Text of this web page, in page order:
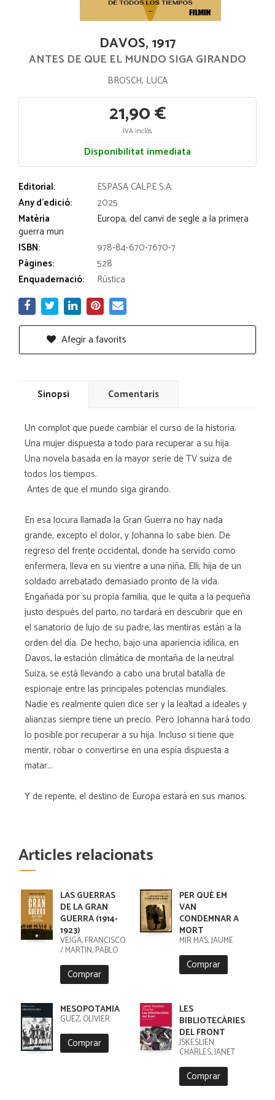
DAVOS, 1917
ANTES DE QUE EL MUNDO SIGA GIRANDO
BROSCH, LUCA
21,90 €
IVA inclós
Disponibilitat inmediata
Editorial:
ESPASA CALPE S.A.
Any d'edició:
2025
Matèria
Europa, del canvi de segle a la primera
guerra mun
ISBN:
978-84-670-7670-7
Pàgines:
528
Enquadernació:
Rústica
Afegir a favorits
Sinopsi Comentaris
Un complot que puede cambiar el curso de la historia.
Una mujer dispuesta a todo para recuperar a su hija.
Una novela basada en la mayor serie de TV suiza de
todos los tiempos.
Antes de que el mundo siga girando.
En esa locura llamada la Gran Guerra no hay nada
grande, excepto el dolor, y Johanna lo sabe bien. De
regreso del frente occidental, donde ha servido como
enfermera, lleva en su vientre a una niña, Elli, hija de un
soldado arrebatado demasiado pronto de la vida.
Engañada por su propia familia, que le quita a la pequeña
justo después del parto, no tardará en descubrir que en
el sanatorio de lujo de su padre, las mentiras están a la
orden del día. De hecho, bajo una apariencia idílica, en
Davos, la estación climática de montaña de la neutral
Suiza, se está llevando a cabo una brutal batalla de
espionaje entre las principales potencias mundiales.
Nadie es realmente quien dice ser y la lealtad a ideales y
alianzas siempre tiene un precio. Pero Johanna hará todo
lo posible por recuperar a su hija. Incluso si tiene que
mentir, robar o convertirse en una espía dispuesta a
matar...
Y de repente, el destino de Europa estará en sus manos.
Articles relacionats
LAS GUERRAS
DE LA GRAN
GUERRA (1914-
1923)
VEIGA, FRANCISCO
/ MARTIN, PABLO
Comprar
PER QUÈ EM
VAN
CONDEMNAR A
MORT
MIR MAS, JAUME
Comprar
MESOPOTAMIA
GUEZ, OLIVIER
Comprar
LES
BIBLIOTECÀRIES
DEL FRONT
JSKESLIEN
CHARLES, JANET
Comprar